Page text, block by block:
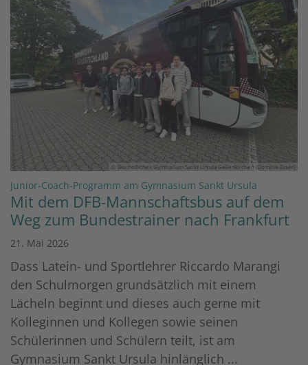
© Bischöfliches Gymnasium Sankt Ursula Geilenkirchen (Dominik Esser)
Junior-Coach-Programm am Gymnasium Sankt Ursula
Mit dem DFB-Mannschaftsbus auf dem
Weg zum Bundestrainer nach Frankfurt
21. Mai 2026
Dass Latein- und Sportlehrer Riccardo Marangi
den Schulmorgen grundsätzlich mit einem
Lächeln beginnt und dieses auch gerne mit
Kolleginnen und Kollegen sowie seinen
Schülerinnen und Schülern teilt, ist am
Gymnasium Sankt Ursula hinlänglich ...